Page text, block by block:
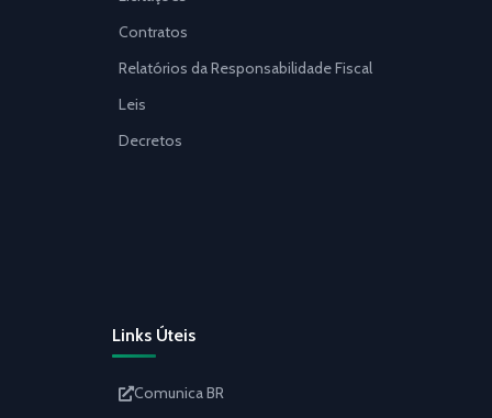
Contratos
Relatórios da Responsabilidade Fiscal
Leis
Decretos
Links Úteis
Comunica BR